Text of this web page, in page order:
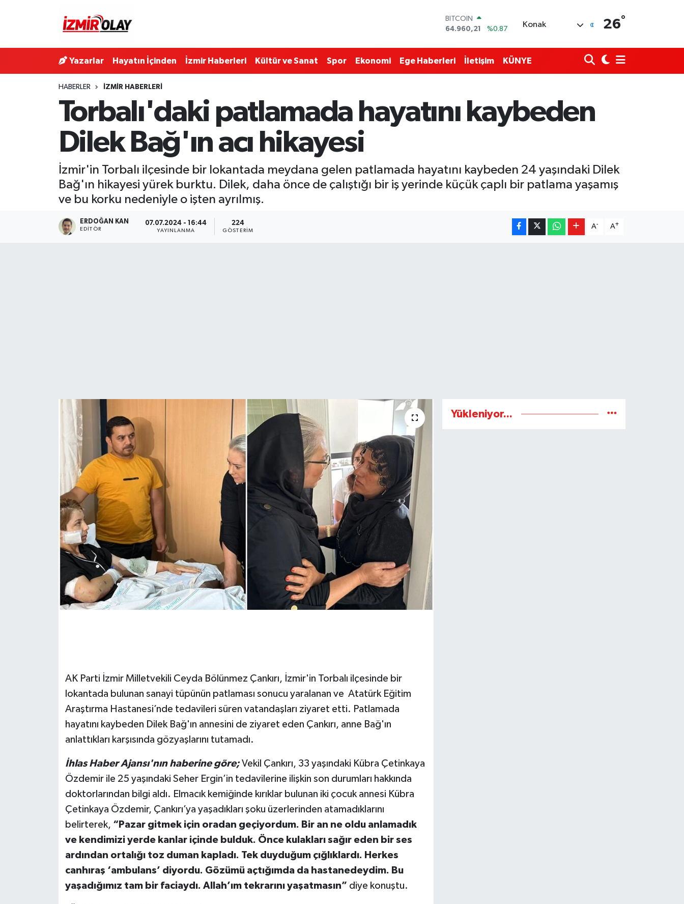
DOLAR
47,7436
%0.18
STERLİN
BİST100
13.779
%-14
Konak 26°
Yazarlar Hayatın İçinden İzmir Haberleri Kültür ve Sanat Spor Ekonomi Ege Haberleri İletişim KÜNYE
HABERLER İZMIR HABERLERI
Torbalı'daki patlamada hayatını kaybeden
Dilek Bağ'ın acı hikayesi
İzmir'in Torbalı ilçesinde bir lokantada meydana gelen patlamada hayatını kaybeden 24 yaşındaki Dilek
Bağ'ın hikayesi yürek burktu. Dilek, daha önce de çalıştığı bir iş yerinde küçük çaplı bir patlama yaşamış
ve bu korku nedeniyle o işten ayrılmış.
ERDOĞAN KAN
EDITÖR
07.07.2024 - 16:44
YAYINLANMA
224
GÖSTERIM
A- A+
AK Parti İzmir Milletvekili Ceyda Bölünmez Çankırı, İzmir'in Torbalı ilçesinde bir
lokantada bulunan sanayi tüpünün patlaması sonucu yaralanan ve Atatürk Eğitim
Araştırma Hastanesi’nde tedavileri süren vatandaşları ziyaret etti. Patlamada
hayatını kaybeden Dilek Bağ'ın annesini de ziyaret eden Çankırı, anne Bağ'ın
anlattıkları karşısında gözyaşlarını tutamadı.
İhlas Haber Ajansı'nın haberine göre;Vekil Çankırı, 33 yaşındaki Kübra Çetinkaya
Özdemir ile 25 yaşındaki Seher Ergin’in tedavilerine ilişkin son durumları hakkında
doktorlarından bilgi aldı. Elmacık kemiğinde kırıklar bulunan iki çocuk annesi Kübra
Çetinkaya Özdemir, Çankırı’ya yaşadıkları şoku üzerlerinden atamadıklarını
belirterek, “Pazar gitmek için oradan geçiyordum. Bir an ne oldu anlamadık
ve kendimizi yerde kanlar içinde bulduk. Önce kulakları sağır eden bir ses
ardından ortalığı toz duman kapladı. Tek duyduğum çığlıklardı. Herkes
canhıraş ‘ambulans’ diyordu. Gözümü açtığımda da hastanedeydim. Bu
yaşadığımız tam bir faciaydı. Allah’ım tekrarını yaşatmasın” diye konuştu.
Yükleniyor...
Konak Trafik Yoğunluk Haritası
Süper Lig Puan Durumu ve Fikstür
Tüm Manşetler
Son Dakika Haberleri
Haber Arşivi